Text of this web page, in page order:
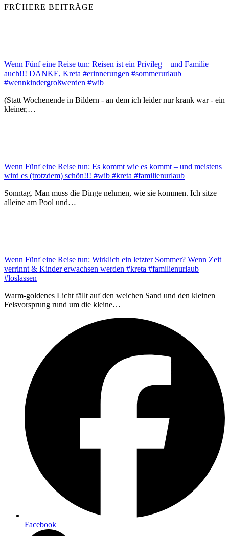
FRÜHERE BEITRÄGE
Wenn Fünf eine Reise tun: Reisen ist ein Privileg – und Familie
auch!!! DANKE, Kreta #erinnerungen #sommerurlaub
#wennkindergroßwerden #wib
(Statt Wochenende in Bildern - an dem ich leider nur krank war - ein
kleiner,…
Wenn Fünf eine Reise tun: Es kommt wie es kommt – und meistens
wird es (trotzdem) schön!!! #wib #kreta #familienurlaub
Sonntag. Man muss die Dinge nehmen, wie sie kommen. Ich sitze
alleine am Pool und…
Wenn Fünf eine Reise tun: Wirklich ein letzter Sommer? Wenn Zeit
verrinnt & Kinder erwachsen werden #kreta #familienurlaub
#loslassen
Warm-goldenes Licht fällt auf den weichen Sand und den kleinen
Felsvorsprung rund um die kleine…
Facebook